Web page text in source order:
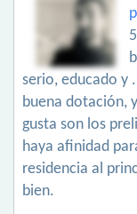
serio, educado y
buena dotación,
gusta son los
haya afinidad
residencia al
bien.